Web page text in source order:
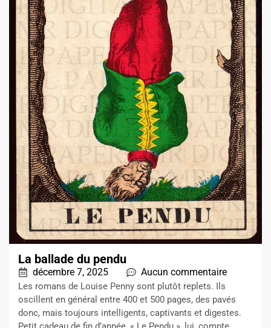
La ballade du pendu
décembre 7, 2025 Aucun commentaire
Les romans de Louise Penny sont plutôt replets. Ils
oscillent en général entre 400 et 500 pages, des pavés
donc, mais toujours intelligents, captivants et digestes.